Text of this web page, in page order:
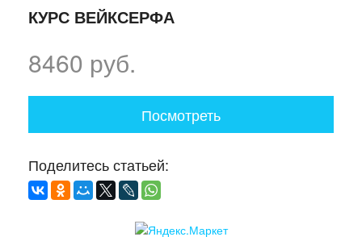
КУРС ВЕЙКСЕРФА
8460 руб.
Посмотреть
Поделитесь статьей: